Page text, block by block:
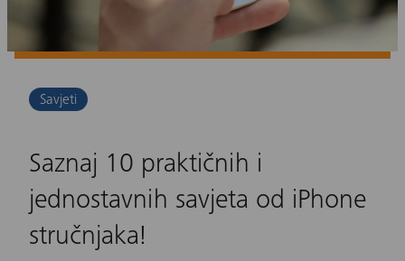
Savjeti
Saznaj 10 praktičnih i
jednostavnih savjeta od iPhone
stručnjaka!